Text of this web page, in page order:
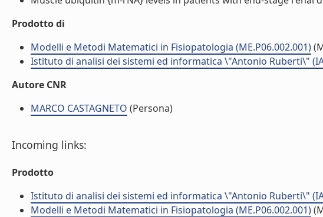
Prodotto di
Modelli e Metodi Matematici in Fisiopatologia (ME.P06.002.001)
Istituto di analisi dei sistemi ed informatica \"Antonio Ruberti\"
Autore CNR
MARCO CASTAGNETO (Persona)
Incoming links:
Prodotto
Istituto di analisi dei sistemi ed informatica \"Antonio Ruberti\"
Modelli e Metodi Matematici in Fisiopatologia (ME.P06.002.001)